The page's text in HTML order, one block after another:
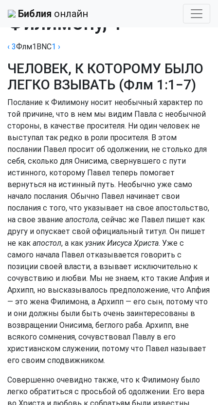
Библия онлайн
Филимону, 1
‹ 3Флм1BNC1 ›
ЧЕЛОВЕК, К КОТОРОМУ БЫЛО
ЛЕГКО ВЗЫВАТЬ (Флм 1:1−7)
Послание к Филимону носит необычный характер по
той причине, что в нем мы видим Павла с необычной
стороны, в качестве просителя. Ни один человек не
выступал так редко в роли просителя. В этом
послании Павел просит об одолжении, не столько для
себя, сколько для Онисима, свернувшего с пути
истинного, которому Павел теперь помогает
вернуться на истинный путь. Необычно уже само
начало послания. Обычно Павел начинает свои
послания с того, что указывает на свое апостольство,
на свое звание апостола, сейчас же Павел пишет как
другу и опускает свой официальный титул. Он пишет
не как апостол, а как узник Иисуса Христа. Уже с
самого начала Павел отказывается говорить с
позиции своей власти, а взывает исключительно к
сочувствию и любви. Мы не знаем, кто такие Апфия и
Архипп, но высказывалось предположение, что Апфия
— это жена Филимона, а Архипп — его сын, потому что
и они должны были быть очень заинтересованы в
возвращении Онисима, беглого раба. Архипп, вне
всякого сомнения, сочувствовал Павлу в его
христианском служении, потому что Павел называет
его своим сподвижником.
Совершенно очевидно также, что к Филимону было
легко обратиться с просьбой об одолжении. Его вера